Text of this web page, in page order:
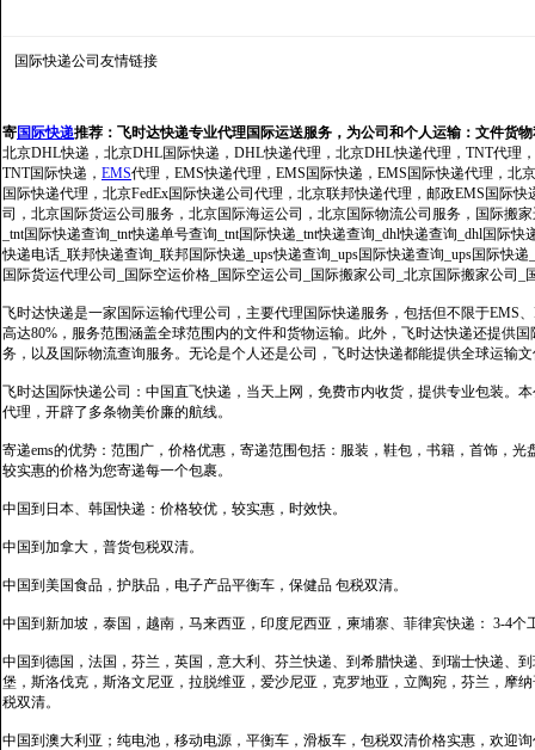
国际快递公司 友情链接
寄国际快递推荐： 飞时达快递专业代理国际运送服务，为公司和个人运输：文件货
北京DHL快递，北京DHL国际快递，DHL快递代理，北京DHL快递代理，TNT代理
TNT国际快递， EMS代理，EMS快递代理，EMS国际快递，EMS国际快递代理，北
国际快递代理，北京FedEx国际快递公司代理，北京联邦快递代理，邮政EMS国际
司，北京国际货运公司服务，北京国际海运公司，北京国际物流公司服务，国际搬
_tnt国际快递查询_tnt快递单号查询_tnt国际快递_tnt快递查询_dhl快递查询_dhl国际
快递电话_联邦快递查询_联邦国际快递_ups快递查询_ups国际快递查询_ups国际快
国际货运代理公司_国际空运价格_国际空运公司_国际搬家公司_北京国际搬家公司_
飞时达快递是一家国际运输代理公司，主要代理国际快递服务，包括但不限于EMS
高达80%，服务范围涵盖全球范围内的文件和货物运输。此外，飞时达快递还提供
务，以及国际物流查询服务。无论是个人还是公司，飞时达快递都能提供全球运输
飞时达国际快递公司：中国直飞快递，当天上网，免费市内收货，提供专业包装。
代理，开辟了多条物美价廉的航线。
寄递ems的优势：范围广，价格优惠，寄递范围包括：服装，鞋包，书籍，首饰，
较实惠的价格为您寄递每一个包裹。
中国到日本、韩国快递：价格较优，较实惠，时效快。
中国到加拿大，普货包税双清。
中国到美国食品，护肤品，电子产品平衡车，保健品 包税双清。
中国到新加坡，泰国，越南，马来西亚，印度尼西亚，柬埔寨、菲律宾快递： 3-4个
中国到德国，法国，芬兰，英国，意大利、芬兰快递、到希腊快递、到瑞士快递、
堡，斯洛伐克，斯洛文尼亚，拉脱维亚，爱沙尼亚，克罗地亚，立陶宛，芬兰，摩
税双清。
中国到澳大利亚；纯电池，移动电源，平衡车，滑板车，包税双清价格实惠，欢迎